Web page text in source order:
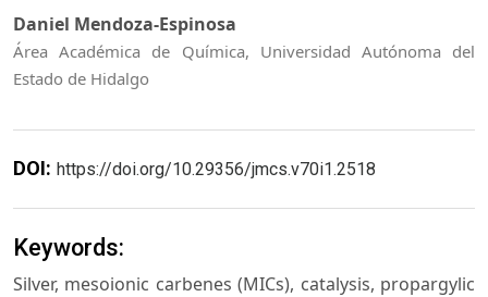
Daniel Mendoza-Espinosa
Área Académica de Química, Universidad Autónoma del
Estado de Hidalgo
DOI: https://doi.org/10.29356/jmcs.v70i1.2518
Keywords:
Silver, mesoionic carbenes (MICs), catalysis, propargylic